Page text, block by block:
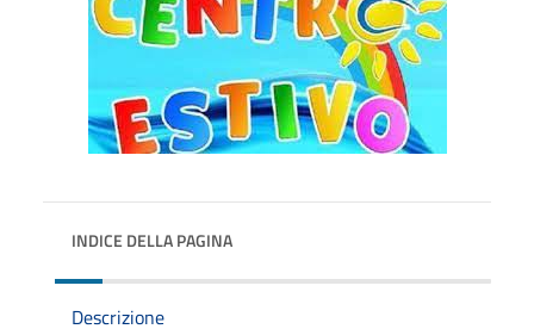
INDICE DELLA PAGINA
Descrizione